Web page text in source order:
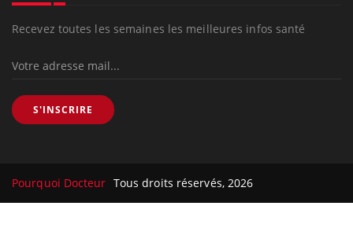
Recevez toutes les semaines les meilleures infos santé
S'INSCRIRE
Pourquoi Docteur Tous droits réservés, 2026